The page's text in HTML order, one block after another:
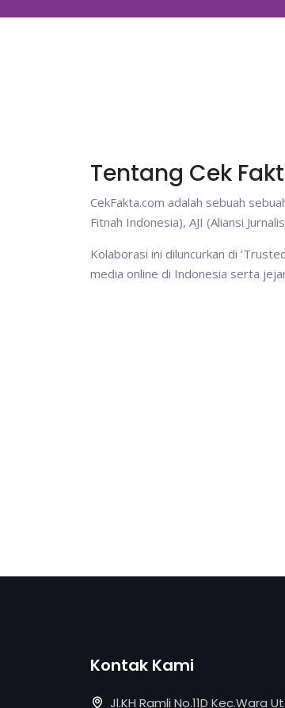
Tentang Cek
CekFakta.com adalah sebuah
Fitnah Indonesia), AJI (Aliansi
Kolaborasi ini diluncurkan di
media online di Indonesia serta
Kontak Kami
Jl.KH Ramli No.11D Kec.Wara